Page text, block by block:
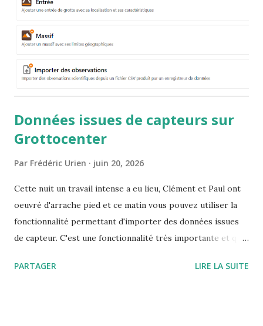
Données issues de capteurs sur
Grottocenter
Par Frédéric Urien juin 20, 2026
Cette nuit un travail intense a eu lieu, Clément et Paul ont
oeuvré d'arrache pied et ce matin vous pouvez utiliser la
fonctionnalité permettant d'importer des données issues
de capteur. C'est une fonctionnalité très importante et qui
service qui est à la fois indispensable pour étudier les
PARTAGER LIRE LA SUITE